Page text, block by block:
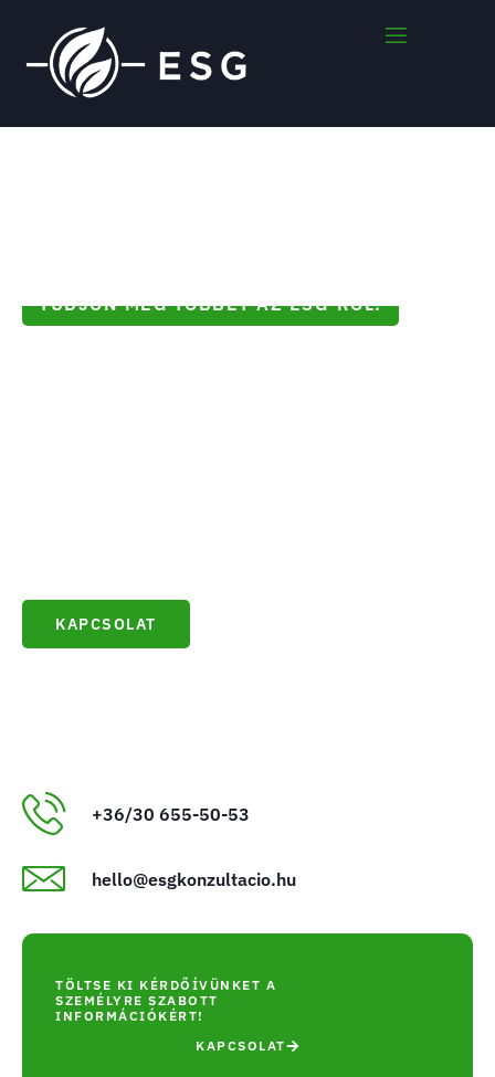
TUDJON MEG TÖBBET AZ ESG-RŐL!
KAPCSOLAT
+36/30 655-50-53
hello@esgkonzultacio.hu
TÖLTSE KI KÉRDŐÍVÜNKET A
SZEMÉLYRE SZABOTT
INFORMÁCIÓKÉRT!
KAPCSOLAT